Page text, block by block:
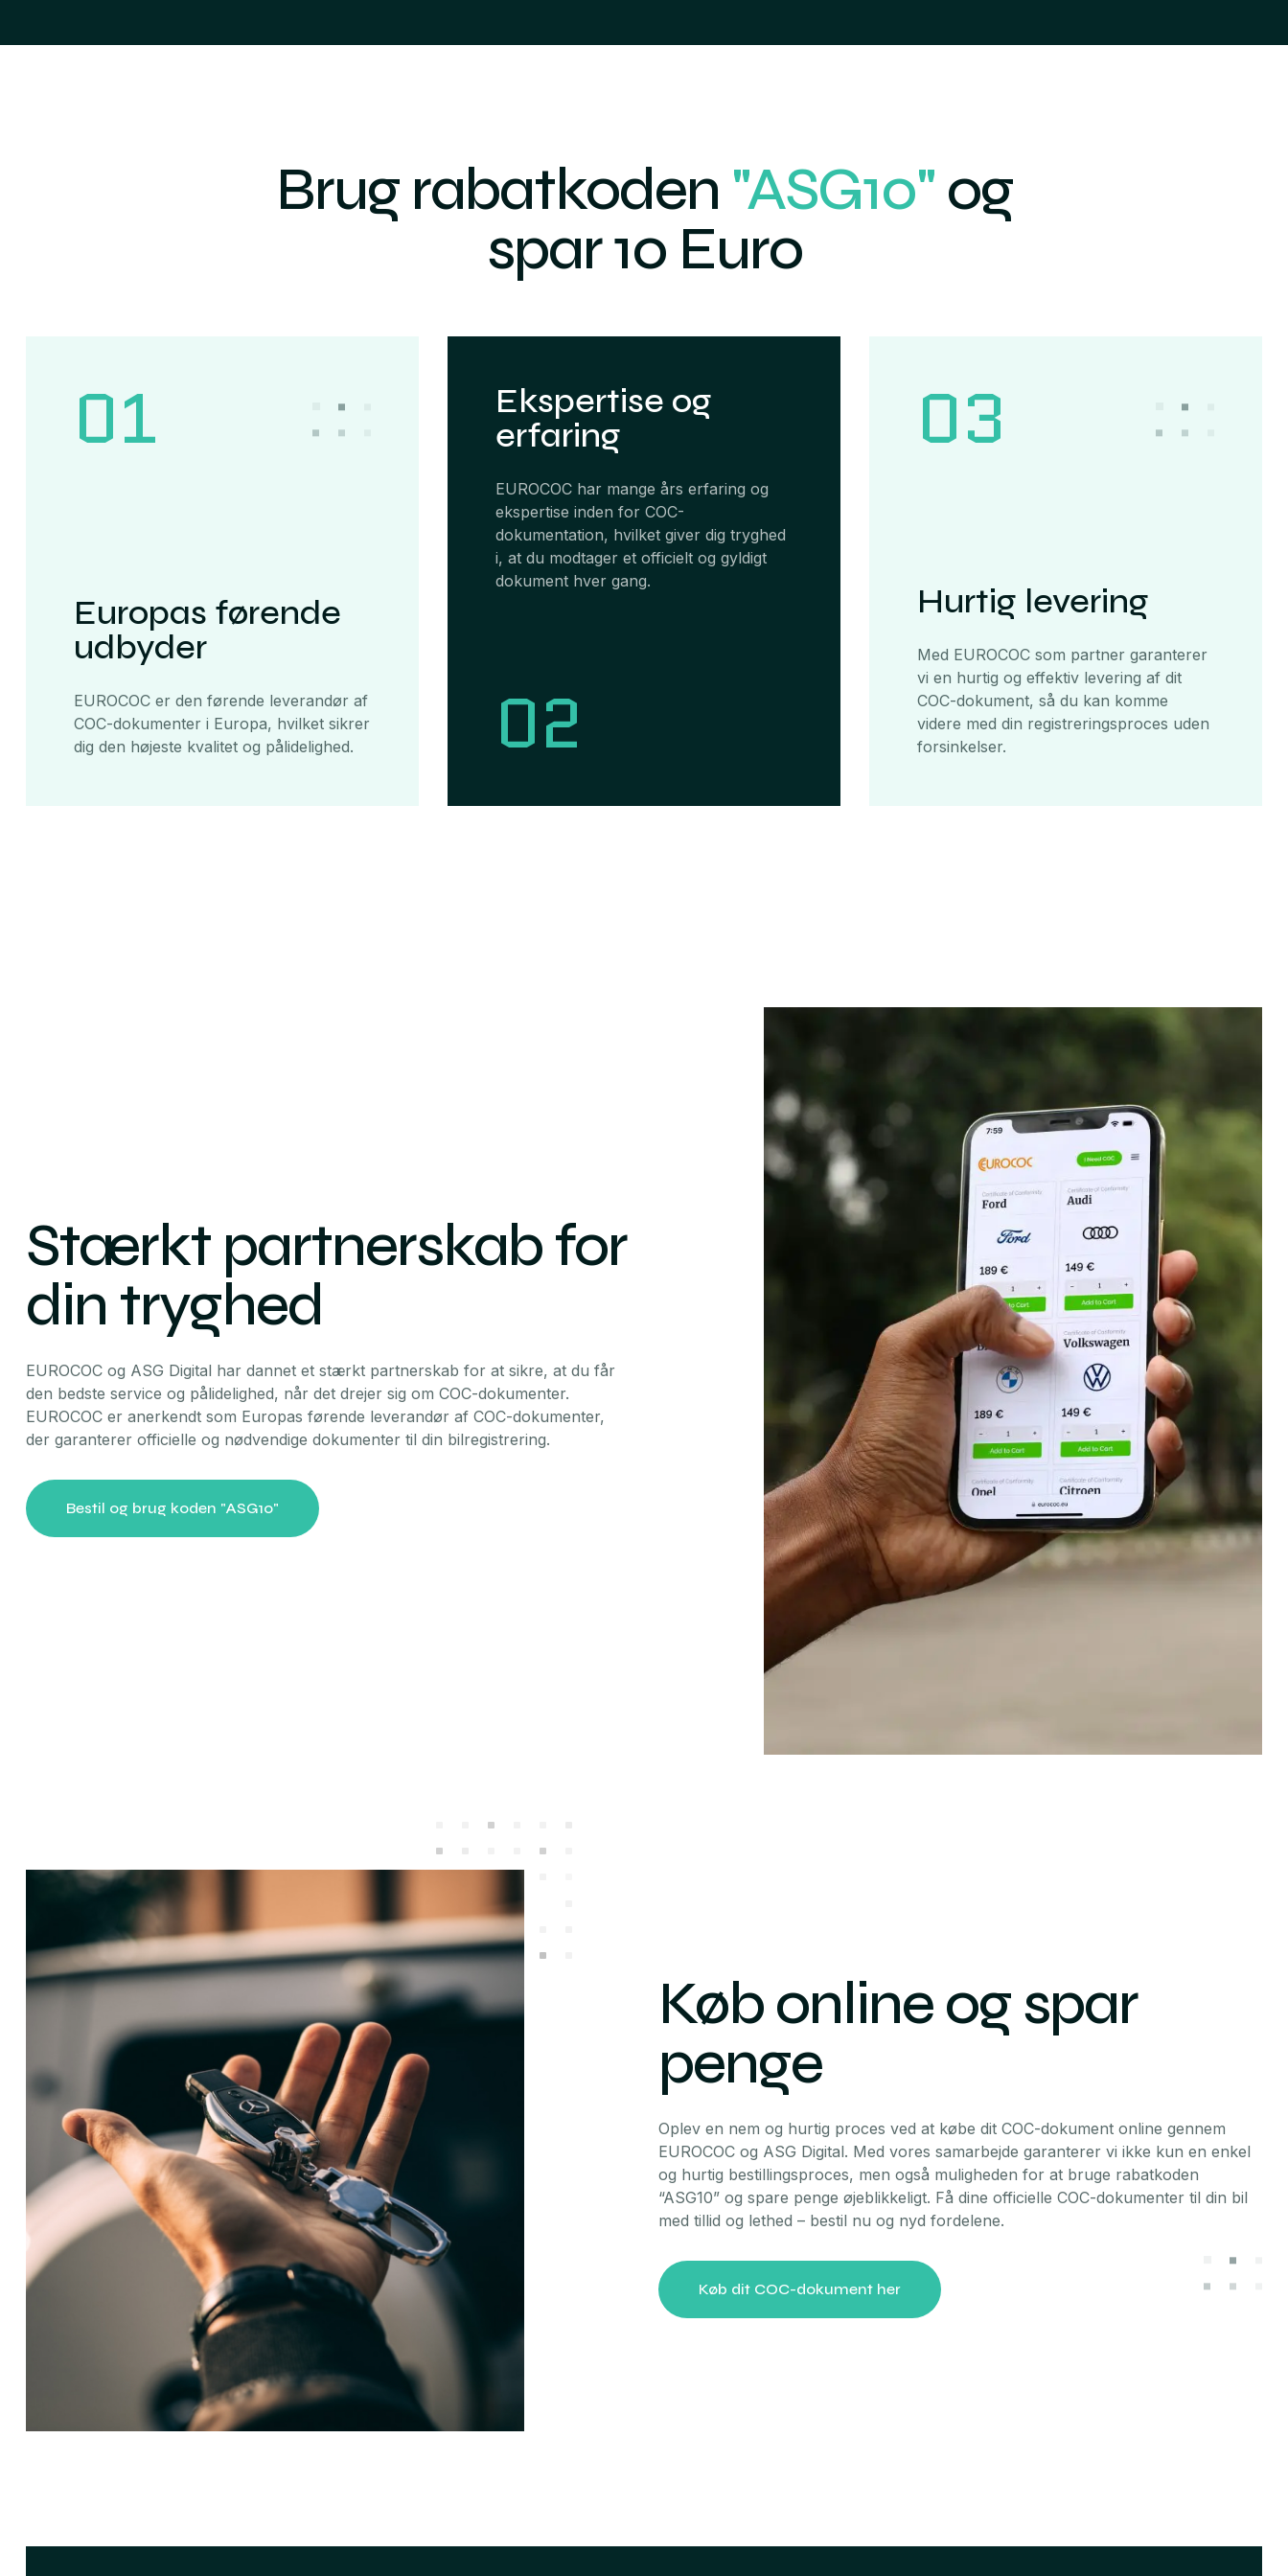
Brug rabatkoden "ASG10" og
spar 10 Euro
01
Europas førende
udbyder
EUROCOC er den førende leverandør af
COC-dokumenter i Europa, hvilket sikrer
dig den højeste kvalitet og pålidelighed.
02
Ekspertise og
erfaring
EUROCOC har mange års erfaring og
ekspertise inden for COC-
dokumentation, hvilket giver dig tryghed
i, at du modtager et officielt og gyldigt
dokument hver gang.
03
Hurtig levering
Med EUROCOC som partner garanterer
vi en hurtig og effektiv levering af dit
COC-dokument, så du kan komme
videre med din registreringsproces uden
forsinkelser.
Stærkt partnerskab for
din tryghed
EUROCOC og ASG Digital har dannet et stærkt partnerskab for at sikre, at du får
den bedste service og pålidelighed, når det drejer sig om COC-dokumenter.
EUROCOC er anerkendt som Europas førende leverandør af COC-dokumenter,
der garanterer officielle og nødvendige dokumenter til din bilregistrering.
Bestil og brug koden "ASG10"
Køb online og spar
penge
Oplev en nem og hurtig proces ved at købe dit COC-dokument online gennem
EUROCOC og ASG Digital. Med vores samarbejde garanterer vi ikke kun en enkel
og hurtig bestillingsproces, men også muligheden for at bruge rabatkoden
“ASG10” og spare penge øjeblikkeligt. Få dine officielle COC-dokumenter til din bil
med tillid og lethed – bestil nu og nyd fordelene.
Køb dit COC-dokument her